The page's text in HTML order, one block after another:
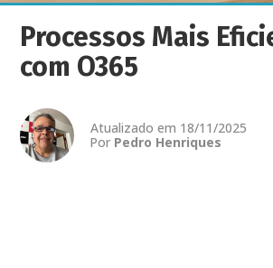
Processos Mais
com O365
Atualizado em 18/11/2025
Por Pedro Henriques